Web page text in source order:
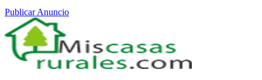
Publicar Anuncio